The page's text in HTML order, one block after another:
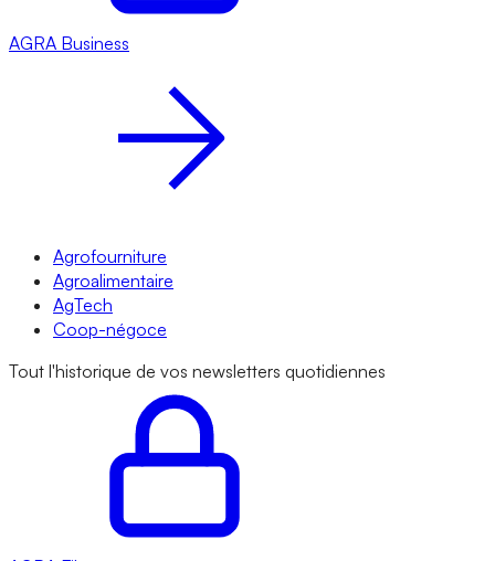
AGRA Business
Agrofourniture
Agroalimentaire
AgTech
Coop-négoce
Tout l'historique de vos newsletters quotidiennes